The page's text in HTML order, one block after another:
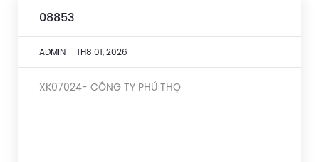
08853
ADMIN TH8 01, 2026
XK07024- CÔNG TY PHÚ THỌ